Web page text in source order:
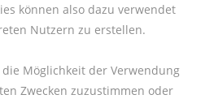
können also dazu verwendet
Nutzern zu erstellen.
Möglichkeit der Verwendung
Zwecken zuzustimmen oder